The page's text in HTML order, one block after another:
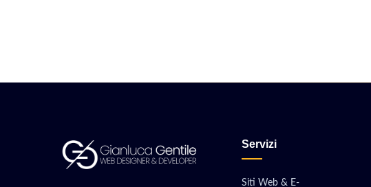
Servizi
Siti Web & E-